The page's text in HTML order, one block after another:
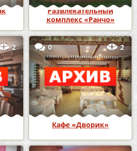
Развлекательный
комплекс «Ранчо»
2 0 2
Кафе «Дворик»